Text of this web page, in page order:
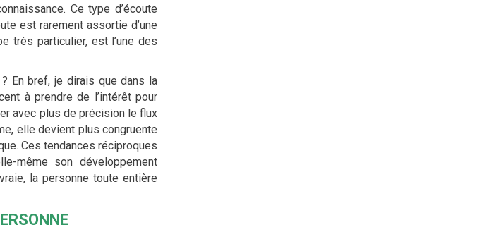
Ce type d’écoute
est rarement assortie d’une
très particulier, est l’une des
En bref, je dirais que dans la
à prendre de l’intérêt pour
avec plus de précision le flux
elle devient plus congruente
Ces tendances réciproques
même son développement
la personne toute entière